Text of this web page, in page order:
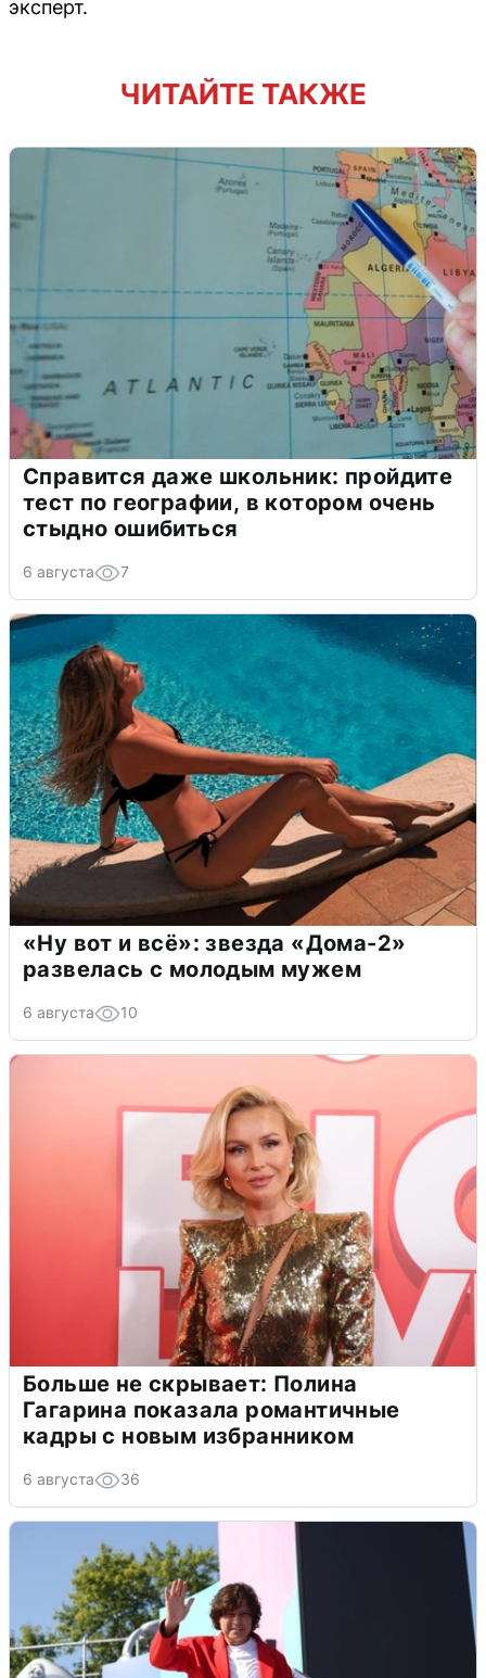
эксперт.
ЧИТАЙТЕ ТАКЖЕ
Справится даже школьник: пройдите
тест по географии, в котором очень
стыдно ошибиться
6 августа 7
«Ну вот и всё»: звезда «Дома-2»
развелась с молодым мужем
6 августа 10
Больше не скрывает: Полина
Гагарина показала романтичные
кадры с новым избранником
6 августа 36